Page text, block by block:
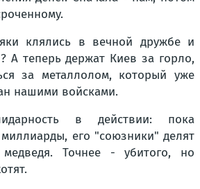
клялись в вечной дружбе и
А теперь держат Киев за горло,
за металлолом, который уже
нашими войсками.
в действии: пока
его "союзники" делят
медведя. Точнее - убитого, но